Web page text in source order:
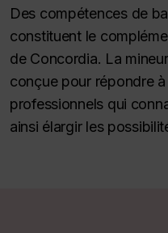
Des compétences de
constituent le
de Concordia. La
conçue pour répondre
professionnels qui
ainsi élargir les